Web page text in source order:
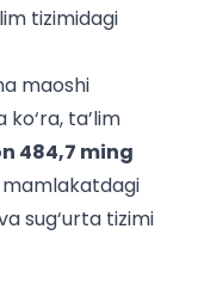
tizimidagi
maoshi
ta’lim
484,7 ming
mamlakatdagi
sug‘urta tizimi